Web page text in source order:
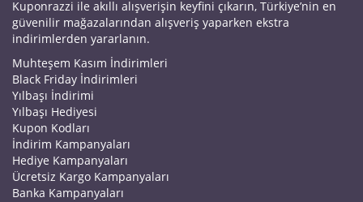
Kuponrazzi ile akıllı alışverişin keyfini çıkarın, Türkiye’nin en
güvenilir mağazalarından alışveriş yaparken ekstra
indirimlerden yararlanın.
Muhteşem Kasım İndirimleri
Black Friday İndirimleri
Yılbaşı İndirimi
Yılbaşı Hediyesi
Kupon Kodları
İndirim Kampanyaları
Hediye Kampanyaları
Ücretsiz Kargo Kampanyaları
Banka Kampanyaları